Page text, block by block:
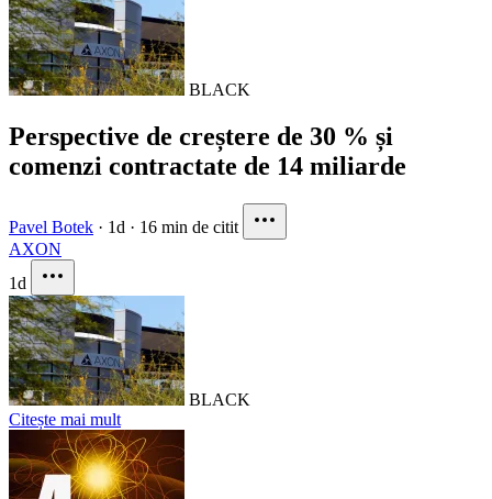
BLACK
Perspective de creștere de 30 % și
comenzi contractate de 14 miliarde
Pavel Botek · 1d · 16 min de citit
AXON
1d
BLACK
Citește mai mult